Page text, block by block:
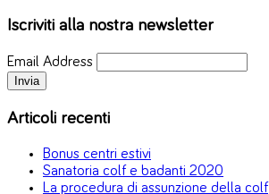
Iscriviti alla nostra newsletter
Email Address
Articoli recenti
Bonus centri estivi
Sanatoria colf e badanti 2020
La procedura di assunzione della colf